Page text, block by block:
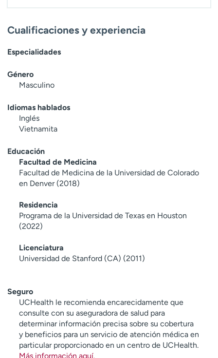
Cualificaciones y experiencia
Especialidades
Género
Masculino
Idiomas hablados
Inglés
Vietnamita
Educación
Facultad de Medicina
Facultad de Medicina de la Universidad de Colorado
en Denver (2018)
Residencia
Programa de la Universidad de Texas en Houston
(2022)
Licenciatura
Universidad de Stanford (CA) (2011)
Seguro
UCHealth le recomienda encarecidamente que
consulte con su aseguradora de salud para
determinar información precisa sobre su cobertura
y beneficios para un servicio de atención médica en
particular proporcionado en un centro de UCHealth.
Más información aquí.